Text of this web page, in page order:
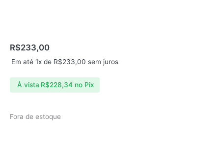
R$233,00
Em até 1x de R$233,00 sem juros
À vista R$228,34 no Pix
Fora de estoque